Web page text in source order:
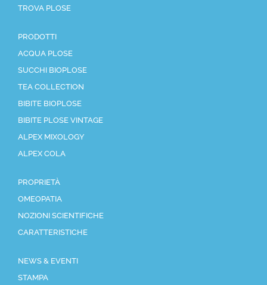
TROVA PLOSE
PRODOTTI
ACQUA PLOSE
SUCCHI BIOPLOSE
TEA COLLECTION
BIBITE BIOPLOSE
BIBITE PLOSE VINTAGE
ALPEX MIXOLOGY
ALPEX COLA
PROPRIETÀ
OMEOPATIA
NOZIONI SCIENTIFICHE
CARATTERISTICHE
NEWS & EVENTI
STAMPA